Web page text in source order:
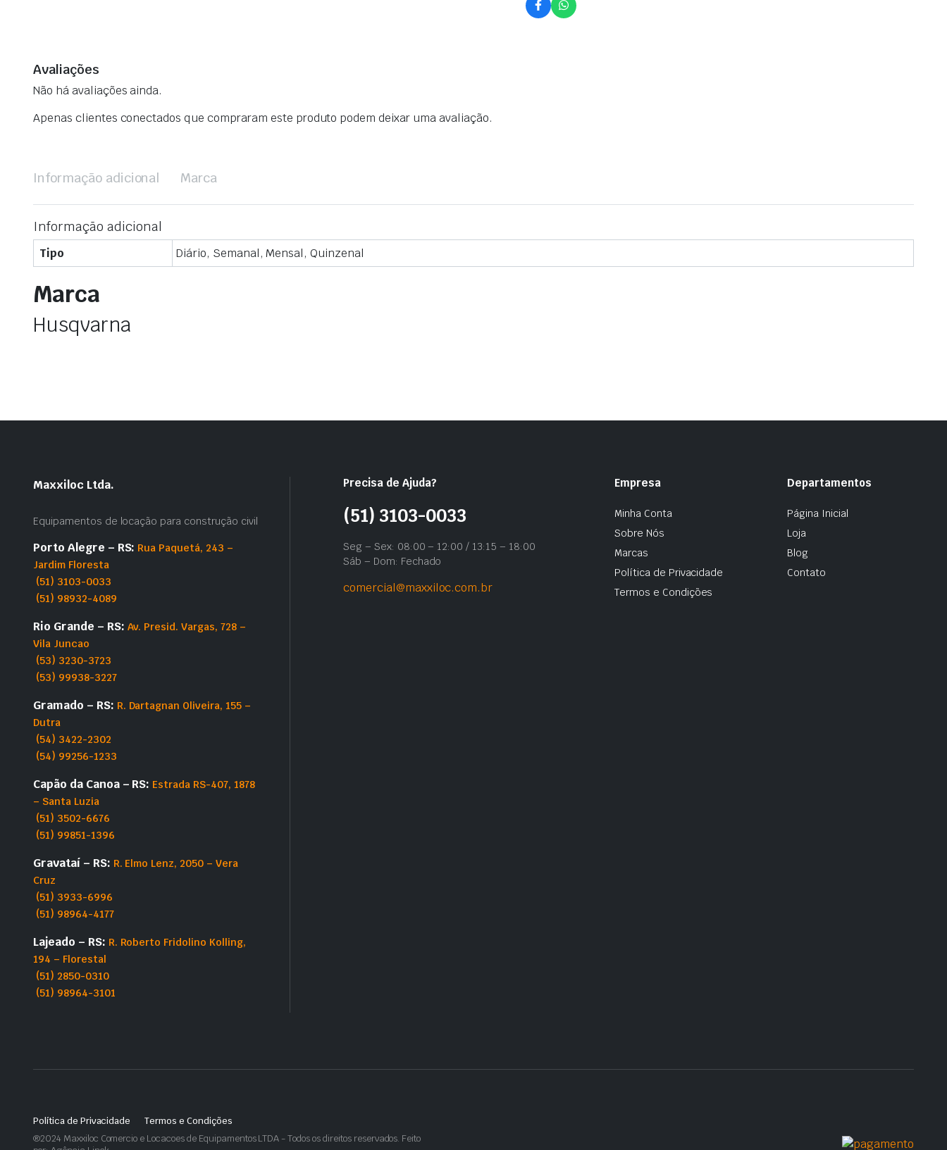
Avaliações
Não há avaliações ainda.
Apenas clientes conectados que compraram este produto podem deixar uma avaliação.
Informação adicional Marca
Informação adicional
Tipo Diário, Semanal, Mensal, Quinzenal
Marca
Husqvarna
Maxxiloc Ltda.
Equipamentos de locação para construção civil
Porto Alegre – RS: Rua Paquetá, 243 –
Jardim Floresta
(51) 3103-0033
(51) 98932-4089
Rio Grande – RS: Av. Presid. Vargas, 728 –
Vila Juncao
(53) 3230-3723
(53) 99938-3227
Gramado – RS: R. Dartagnan Oliveira, 155 –
Dutra
(54) 3422-2302
(54) 99256-1233
Capão da Canoa – RS: Estrada RS-407, 1878
– Santa Luzia
(51) 3502-6676
(51) 99851-1396
Gravataí – RS: R. Elmo Lenz, 2050 – Vera
Cruz
(51) 3933-6996
(51) 98964-4177
Lajeado – RS: R. Roberto Fridolino Kolling,
194 – Florestal
(51) 2850-0310
(51) 98964-3101
Precisa de Ajuda?
(51) 3103-0033
Seg – Sex: 08:00 – 12:00 / 13:15 – 18:00
Sáb – Dom: Fechado
comercial@maxxiloc.com.br
Empresa
Minha Conta
Sobre Nós
Marcas
Política de Privacidade
Termos e Condições
Departamentos
Página Inicial
Loja
Blog
Contato
Política de Privacidade
Termos e Condições
®2024 Maxxiloc Comercio e Locacoes de Equipamentos LTDA - Todos os direitos reservados. Feito